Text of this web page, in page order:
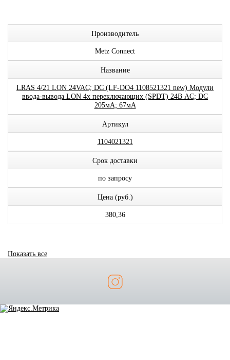
Производитель
Metz Connect
Название
LRAS 4/21 LON 24VAC; DC (LF-DO4 1108521321 new) Модули
ввода-вывода LON 4x переключающих (SPDT) 24В AC; DC
205мА; 67мА
Артикул
1104021321
Срок доставки
по запросу
Цена (руб.)
380,36
Показать все